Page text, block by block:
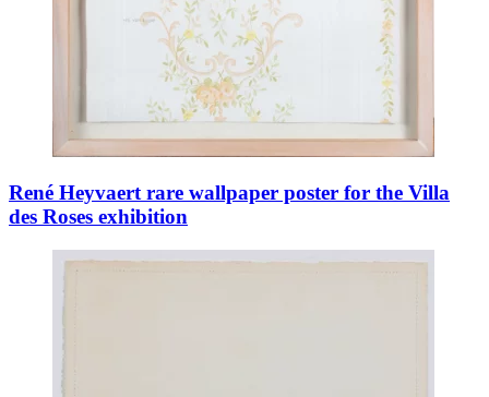
René Heyvaert rare wallpaper poster for the Villa
des Roses exhibition